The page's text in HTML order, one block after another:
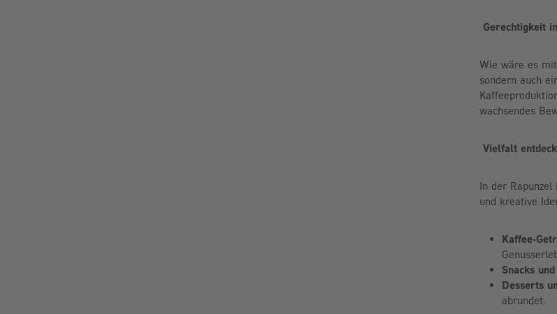
Gerechtigkeit
Wie wäre es
sondern auch
wachsendes
Vielfalt
In der Rapunzel
und kreative
Kaffee-
Snacks
Desserts
abrundet.